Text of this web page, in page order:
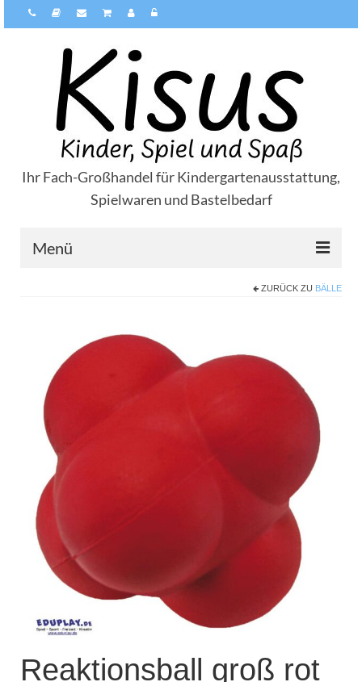
Ihr Fach-Großhandel für Kindergartenausstattung,
Spielwaren und Bastelbedarf
Menü
Versandarten
Kisus Katalog anfordern
Newsletter
Kontakt
Log In / Mein Konto
ZURÜCK ZU BÄLLE
Reaktionsball groß rot